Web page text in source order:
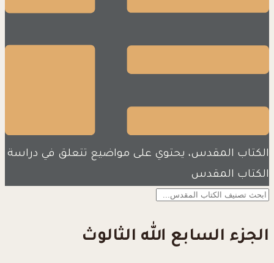
الكتاب المقدس، يحتوي على مواضيع تتعلق في دراسة
الكتاب المقدس
الجزء السابع الله الثالوث